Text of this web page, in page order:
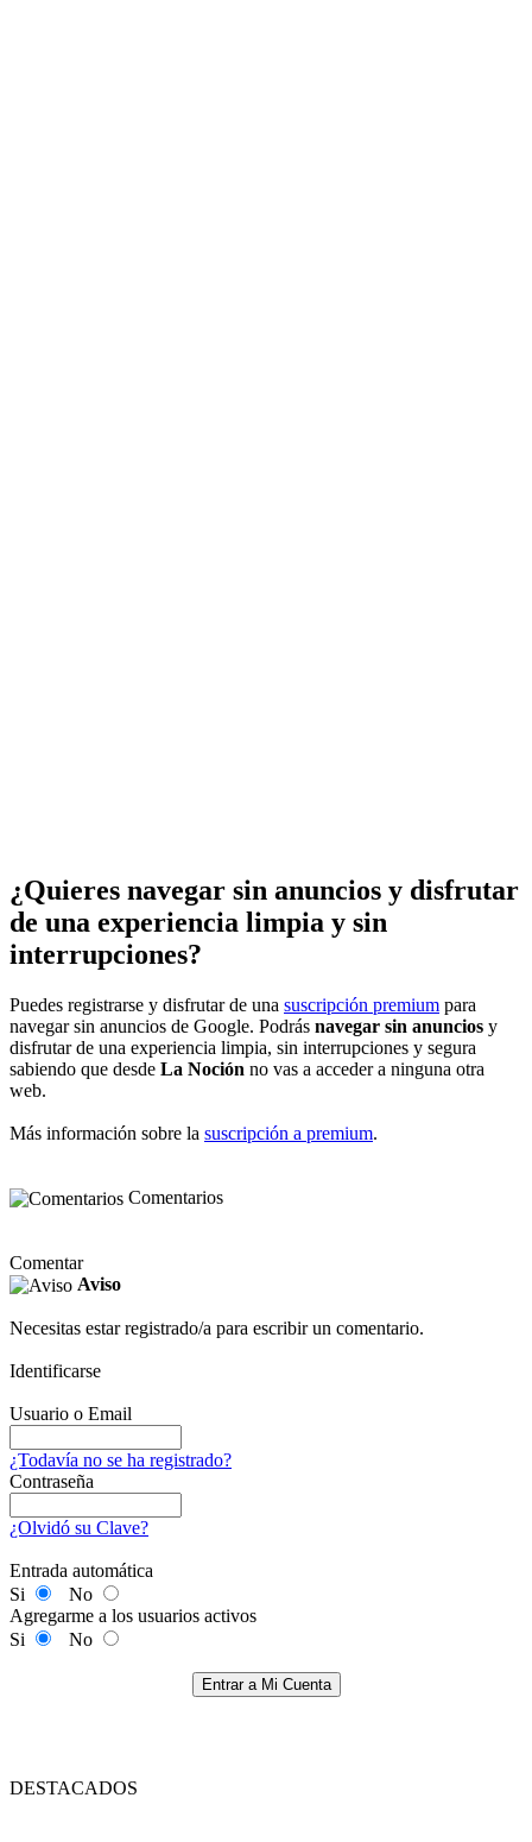
¿Quieres navegar sin anuncios y disfrutar
de una experiencia limpia y sin
interrupciones?
Puedes registrarse y disfrutar de una suscripción premium para
navegar sin anuncios de Google. Podrás navegar sin anuncios y
disfrutar de una experiencia limpia, sin interrupciones y segura
sabiendo que desde La Noción no vas a acceder a ninguna otra
web.
Más información sobre la suscripción a premium.
Comentarios
Comentar
Aviso
Necesitas estar registrado/a para escribir un comentario.
Identificarse
Usuario o Email
¿Todavía no se ha registrado?
Contraseña
¿Olvidó su Clave?
Entrada automática
Si
No
Agregarme a los usuarios activos
Si
No
Entrar a Mi Cuenta
DESTACADOS